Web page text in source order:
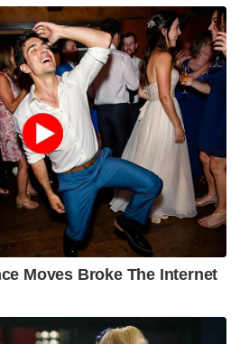
Moves Broke The Internet